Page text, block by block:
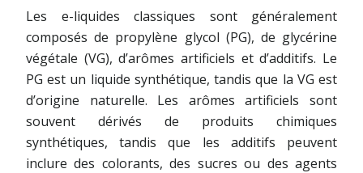
Les e-liquides classiques sont généralement
composés de propylène glycol (PG), de glycérine
végétale (VG), d’arômes artificiels et d’additifs. Le
PG est un liquide synthétique, tandis que la VG est
d’origine naturelle. Les arômes artificiels sont
souvent dérivés de produits chimiques
synthétiques, tandis que les additifs peuvent
inclure des colorants, des sucres ou des agents